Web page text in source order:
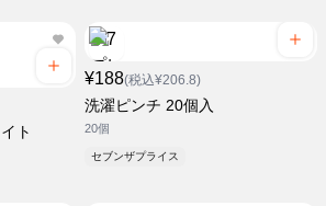
ト
¥188(税込¥206.8)
洗濯ピンチ 20個入
20個
セブンザプライス